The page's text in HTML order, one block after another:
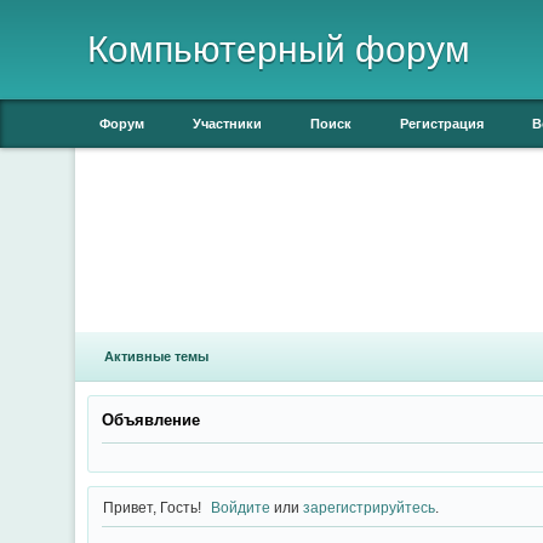
Компьютерный форум
Форум Участники Поиск Регистрация
Активные темы
Объявление
Привет, Гость! Войдите илизарегистрируйтесь